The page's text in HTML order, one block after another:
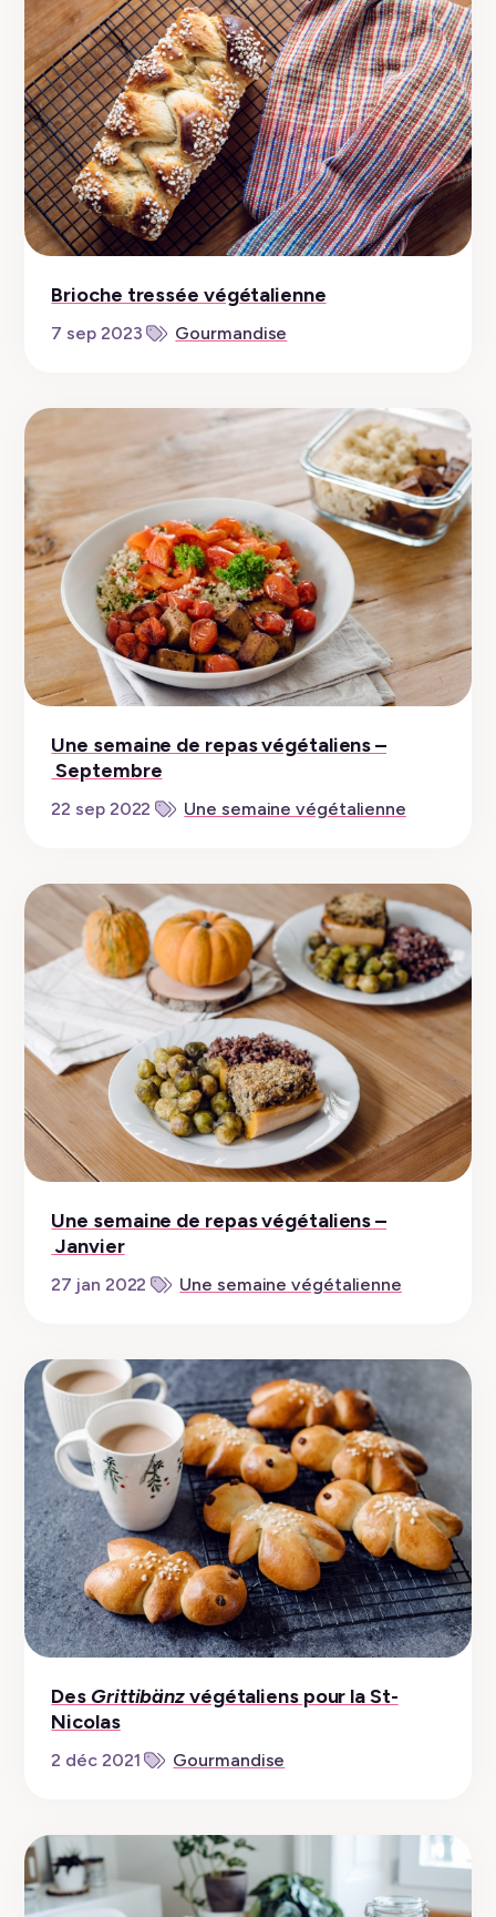
Brioche tressée végétalienne
7 sep 2023 Gourmandise
Une semaine de repas végétaliens –
Septembre
22 sep 2022 Une semaine végétalienne
Une semaine de repas végétaliens –
Janvier
27 jan 2022 Une semaine végétalienne
Des Grittibänzvégétaliens pour la St-
Nicolas
2 déc 2021 Gourmandise